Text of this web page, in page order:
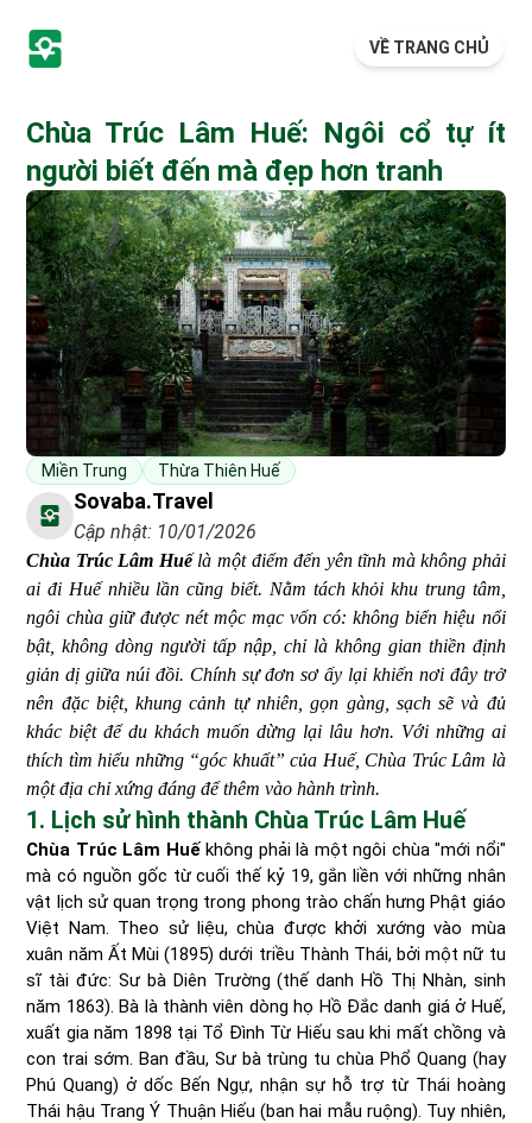
VỀ TRANG CHỦ
Chùa Trúc Lâm Huế: Ngôi cổ tự ít
người biết đến mà đẹp hơn tranh
Miền Trung Thừa Thiên Huế
Sovaba.travel
Cập nhật: 10/01/2026
Chùa Trúc Lâm Huếlà một điểm đến yên tĩnh mà không phải
ai đi Huế nhiều lần cũng biết. Nằm tách khỏi khu trung tâm,
ngôi chùa giữ được nét mộc mạc vốn có: không biển hiệu nổi
bật, không dòng người tấp nập, chỉ là không gian thiền định
giản dị giữa núi đồi. Chính sự đơn sơ ấy lại khiến nơi đây trở
nên đặc biệt, khung cảnh tự nhiên, gọn gàng, sạch sẽ và đủ
khác biệt để du khách muốn dừng lại lâu hơn. Với những ai
thích tìm hiểu những “góc khuất” của Huế, Chùa Trúc Lâm là
một địa chỉ xứng đáng để thêm vào hành trình.
1. Lịch sử hình thành Chùa Trúc Lâm Huế
Chùa Trúc Lâm Huếkhông phải là một ngôi chùa "mới nổi"
mà có nguồn gốc từ cuối thế kỷ 19, gắn liền với những nhân
vật lịch sử quan trọng trong phong trào chấn hưng Phật giáo
Việt Nam. Theo sử liệu, chùa được khởi xướng vào mùa
xuân năm Ất Mùi (1895) dưới triều Thành Thái, bởi một nữ tu
sĩ tài đức: Sư bà Diên Trường (thế danh Hồ Thị Nhàn, sinh
năm 1863). Bà là thành viên dòng họ Hồ Đắc danh giá ở Huế,
xuất gia năm 1898 tại Tổ Đình Từ Hiếu sau khi mất chồng và
con trai sớm. Ban đầu, Sư bà trùng tu chùa Phổ Quang (hay
Phú Quang) ở dốc Bến Ngự, nhận sự hỗ trợ từ Thái hoàng
Thái hậu Trang Ý Thuận Hiếu (ban hai mẫu ruộng). Tuy nhiên,